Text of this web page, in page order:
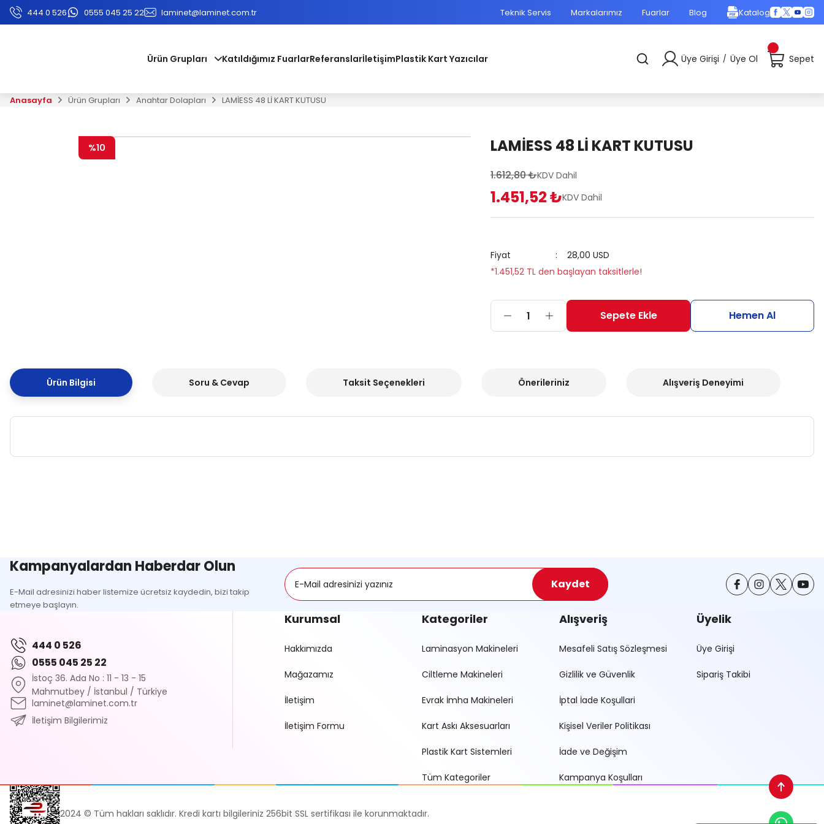
444 0 526 0555 045 25 22 laminet@laminet.com.tr Teknik Servis Markalarımız Fuarlar Blog Katalog
Ürün Grupları Katıldığımız FuarlarReferanslarİletişimPlastik Kart Yazıcılar Üye Girişi / Üye Ol Sepet
Anasayfa Ürün Grupları Anahtar Dolapları LAMİESS 48 Lİ KART KUTUSU
%10 LAMİESS 48 Lİ KART KUTUSU
1.612,80 ₺KDV Dahil
1.451,52 ₺KDV Dahil
Fiyat
28,00 USD
*1.451,52 TL den başlayan taksitlerle!
Sepete Ekle Hemen Al
Ürün Bilgisi Soru & Cevap Taksit Seçenekleri Önerileriniz Alışveriş Deneyimi
Ürün bilgilerinde hatalar bulunuyor.
Ürün fiyatı diğer sitelerden daha pahalı.
Bu ürüne benzer farklı alternatifler olmalı.
Gönder
Kampanyalardan Haberdar Olun
E-Mail adresinizi haber listemize ücretsiz kaydedin, bizi takip
etmeye başlayın.
Kaydet
444 0 526
0555 045 25 22
İstoç 36. Ada No : 11 - 13 - 15
Mahmutbey / İstanbul / Türkiye
laminet@laminet.com.tr
İletişim Bilgilerimiz
Kurumsal
Hakkımızda
Mağazamız
İletişim
İletişim Formu
Kategoriler
Laminasyon Makineleri
Ciltleme Makineleri
Evrak İmha Makineleri
Kart Askı Aksesuarları
Plastik Kart Sistemleri
Tüm Kategoriler
Alışveriş
Mesafeli Satış Sözleşmesi
Gizlilik ve Güvenlik
İptal İade Koşullari
Kişisel Veriler Politikası
İade ve Değişim
Kampanya Koşulları
Üyelik
Üye Girişi
Sipariş Takibi
2024 © Tüm hakları saklıdır. Kredi kartı bilgileriniz 256bit SSL sertifikası ile korunmaktadır.